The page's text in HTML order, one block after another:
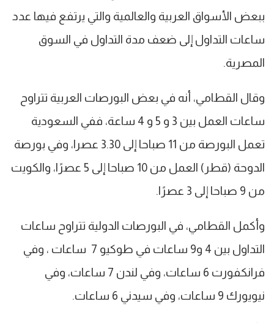
ببعض الأسواق العربية والعالمية والتي يرتفع فيها عدد
ساعات التداول إلى ضعف مدة التداول في السوق
المصرية.
وقال القطامي، أنه في بعض البورصات العربية تتراوح
ساعات العمل بين 3 و 5 و 4 ساعة، ففي السعودية
تعمل البورصة من 11 صباحا إلى 3.30 عصرا، وفي بورصة
الدوحة (قطر) العمل من 10 صباحا إلى 5 عصرًا، والكويت
من 9 صباحا إلى 3 عصرًا.
وأكمل القطامي، في البورصات الدولية تتراوح ساعات
التداول بين 4 و9 ساعات في طوكيو 7 ساعات ، وفي
فرانكفورت 6 ساعات، وفي لندن 7 ساعات، وفي
نيويورك 9 ساعات، وفي سيدني 6 ساعات.